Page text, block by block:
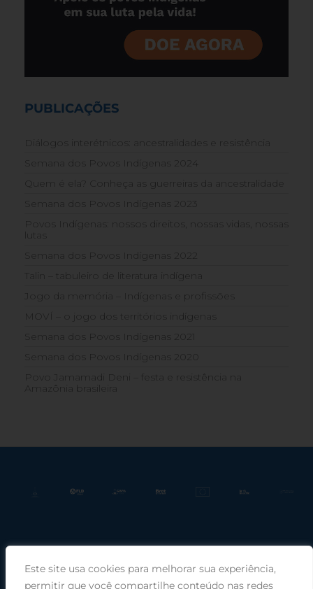
Este site usa cookies para melhorar sua experiência,
permitir que você compartilhe conteúdo nas redes
PUBLICAÇÕES
Diálogos interétnicos: ancestralidades e resistência
Semana dos Povos Indígenas 2024
Quem é ela? Conheça as guerreiras da ancestralidade
Semana dos Povos Indígenas 2023
Povos Indígenas: nossos direitos, nossas vidas, nossas
lutas
Semana dos Povos Indígenas 2022
Talin – tabuleiro de literatura indígena
Jogo da memória – Indígenas e profissões
MOVÍ – o jogo dos territórios indígenas
Semana dos Povos Indígenas 2021
Semana dos Povos Indígenas 2020
Povo Jamamadi Deni – festa e resistência na
Amazônia brasileira
Praça Rui Barbosa, 220, sala 66, Porto Alegre, RS, 90030-100 |